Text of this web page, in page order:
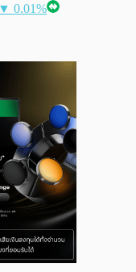
▼ 0.01%